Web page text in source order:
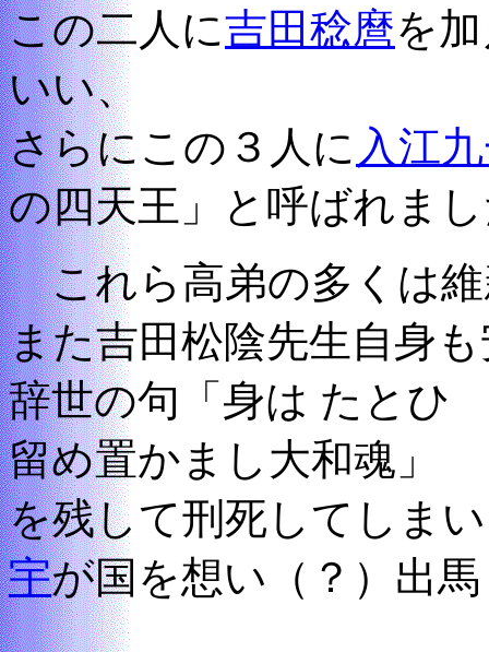
この二人に吉田稔麿を
いい、
さらにこの３人に 入江
の四天王」と呼ばれま
これら高弟の多くは維
また吉田松陰先生自身
辞世の句「身は たと
留め置かまし大和魂」
を残して刑死してしま
宇が国を想い（？）出